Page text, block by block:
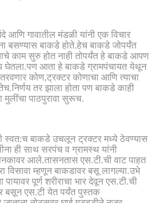
गावातील मंडळी यांनी एक विचार
बसण्यास बाकडे होते.हेच बाकडे जोपर्यंत
काम सुरु होत नाही तोपर्यंत हे बाकडे आपण
घेतला.पण आता हे बाकडे ग्रामपंचायत येथून
कोण,ट्रक्टर कोणाचा आणि त्याचा
तर झाला होता पण बाकडे काही
मुलींचा पाठपुरावा सुरूच.
स्वत:च बाकडे उचलून ट्रक्टर मध्ये ठेवण्यास
ही साथ सरपंच व ग्रामस्थ यांनी
आले.तासनतास एस.टी.ची वाट पाहत
विसावा म्हणून बाकडावर बसू लागल्या.उभे
पायावर पूर्ण शरीराचा भार देवून एस.टी.ची
बसून एस.टी येत पर्यंत पुस्तक